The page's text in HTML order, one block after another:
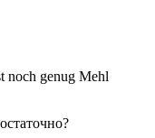
noch genug Mehl